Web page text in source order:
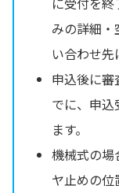
みの詳細
い合わせ先
申込後に
でに、申込
ます。
機械式の場
ヤ止めの位